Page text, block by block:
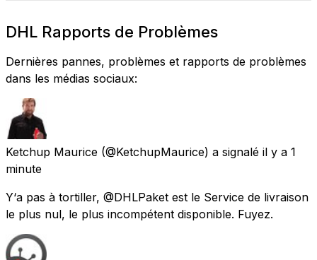
DHL Rapports de Problèmes
Dernières pannes, problèmes et rapports de problèmes
dans les médias sociaux:
Ketchup Maurice (@KetchupMaurice) a signalé il y a 1
minute
Y‘a pas à tortiller, @DHLPaket est le Service de livraison
le plus nul, le plus incompétent disponible. Fuyez.